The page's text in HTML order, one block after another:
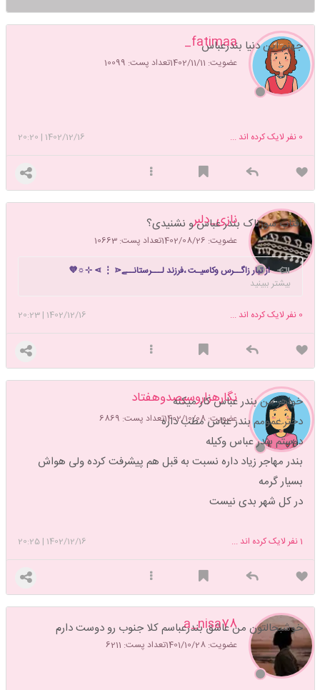
fatimaa_
عضویت: 1402/11/11 تعداد پست: 10099
جهنم این دنیا بندرعباس
1402/12/16
|
20:20 0 نفر لایک کرده اند ...
نازی_دلبر
عضویت: 1402/08/26 تعداد پست: 10663
آفتاب سوزناک بندر عباس و نشنیدی؟
از تبار زاگــرس وکاسیـت ،فرزند لـــرستانــے⋖ ⋮ ⋗ ⊹☼💜
بیشتر ببینید
1402/12/16
|
20:23 0 نفر لایک کرده اند ...
نگارهزاروسیصدوهفتاد
عضویت: 1402/10/08 تعداد پست: 6869
خواهر من بندر عباس کار میکنه
دختر عمومم بندر عباس مطب داره
دوستم بندر عباس وکیله
بندر مهاجر زیاد داره نسبت به قبل هم پیشرفت کرده ولی هواش
بسیار گرمه
در کل شهر بدی نیست
1402/12/16
|
20:25 1نفر لایک کرده اند ...
a_nisa78
عضویت: 1401/10/28 تعداد پست: 6211
خوشبحالتون من عاشق بندرعباسم کلا جنوب رو دوست دارم